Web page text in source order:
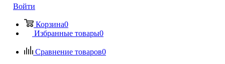
Войти
Корзина0
Избранные товары0
Сравнение товаров0